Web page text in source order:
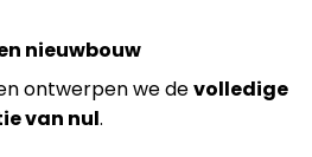
nieuwbouw
ontwerpen we devolledige
van nul.